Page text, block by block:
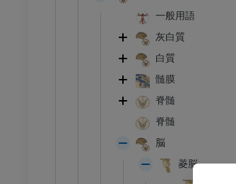
一般用語
灰白質
白質
髄膜
脊髄
脊髄
脳
菱脳